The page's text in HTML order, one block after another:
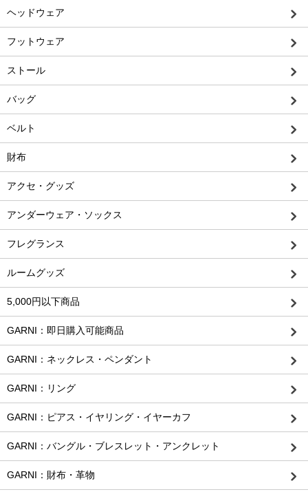
ヘッドウェア
フットウェア
ストール
バッグ
ベルト
財布
アクセ・グッズ
アンダーウェア・ソックス
フレグランス
ルームグッズ
5,000円以下商品
GARNI：即日購入可能商品
GARNI：ネックレス・ペンダント
GARNI：リング
GARNI：ピアス・イヤリング・イヤーカフ
GARNI：バングル・ブレスレット・アンクレット
GARNI：財布・革物